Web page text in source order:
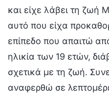
και είχε λάβει τη ζωή
αυτό που είχα
επίπεδο που απαιτώ
ηλικία των 19 ετών,
σχετικά με τη ζωή.
αναφερθώ σε